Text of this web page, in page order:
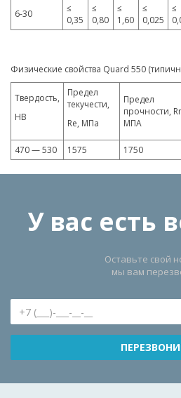
6-30
≤
0,35
≤
0,80
≤
1,60
≤
0,025
≤
Физические свойства Quard 550
Твердость,
HB
Предел
текучести,
Re, МПа
Предел
прочности,
МПА
470 — 530 1575 1750
У вас есть
Оставьте свой
мы вам